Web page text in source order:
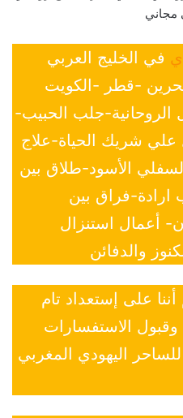
مجاني
في الخليج العربي
-قطر -الكويت
جلب الحبيب-
علي شريك الحياة-علاج
الأسود-طلاق بين
فراق بين
أعمال استنزال
والدفائن
على إستعداد تام
الاستفسارات
اليهودي المغربي